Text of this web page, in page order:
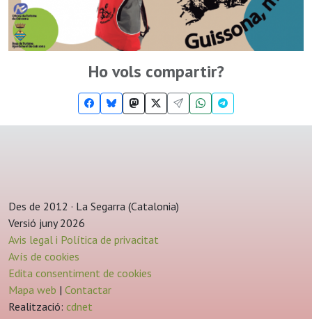
Ho vols compartir?
Des de 2012 · La Segarra (Catalonia)
Versió juny 2026
Avis legal i Política de privacitat
Avís de cookies
Edita consentiment de cookies
Mapa web | Contactar
Realització: cdnet